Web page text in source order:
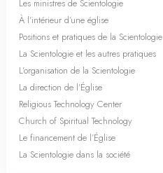
Les ministres de Scientologie
À l’intérieur d’une église
Positions et pratiques de la Scientologie
La Scientologie et les autres pratiques
L’organisation de la Scientologie
La direction de l’Église
Religious Technology Center
Church of Spiritual Technology
Le financement de l’Église
La Scientologie dans la société